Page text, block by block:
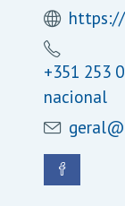
+351 253
nacional